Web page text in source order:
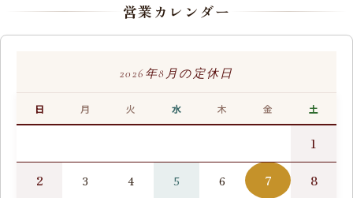
営業カレンダー
2026年8月の定休日
日 月 火 水 木 金 土
1
2 3 4 5 6 7 8